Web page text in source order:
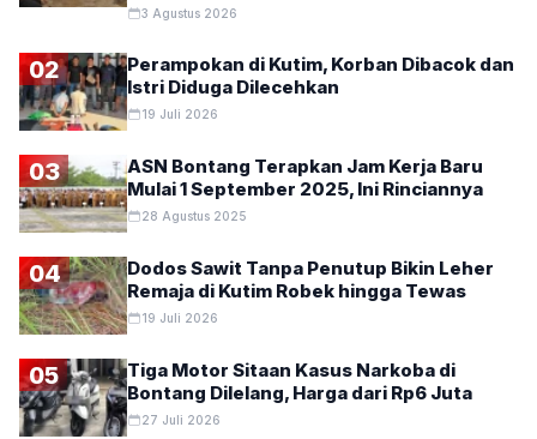
3 Agustus 2026
02
Perampokan di Kutim, Korban Dibacok dan
Istri Diduga Dilecehkan
19 Juli 2026
03
ASN Bontang Terapkan Jam Kerja Baru
Mulai 1 September 2025, Ini Rinciannya
28 Agustus 2025
04
Dodos Sawit Tanpa Penutup Bikin Leher
Remaja di Kutim Robek hingga Tewas
19 Juli 2026
05
Tiga Motor Sitaan Kasus Narkoba di
Bontang Dilelang, Harga dari Rp6 Juta
27 Juli 2026